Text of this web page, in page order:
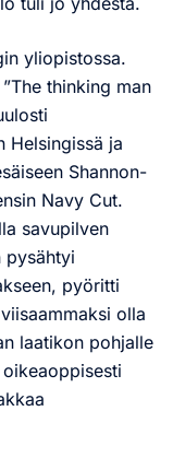
yliopistossa.
thinking man
Helsingissä ja
Shannon-
Navy Cut.
savupilven
pysähtyi
pyöritti
olla
laatikon pohjalle